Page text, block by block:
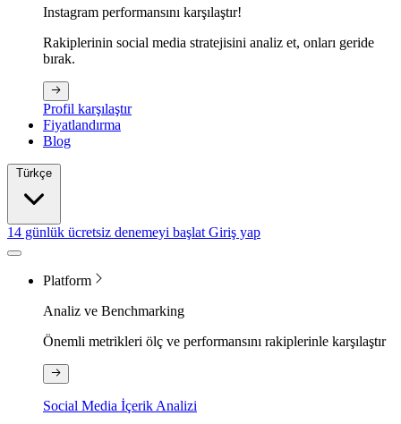
Instagram performansını karşılaştır!
Rakiplerinin social media stratejisini analiz et, onları geride
bırak.
Profil karşılaştır
Fiyatlandırma
Blog
14 günlük ücretsiz denemeyi başlat Giriş yap
Platform
Analiz ve Benchmarking
Önemli metrikleri ölç ve performansını rakiplerinle karşılaştır
Social Media İçerik Analizi